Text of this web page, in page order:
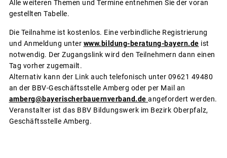
Alle weiteren Themen und Termine entnehmen Sie der voran
gestellten Tabelle.
Die Teilnahme ist kostenlos. Eine verbindliche Registrierung
und Anmeldung unter www.bildung-beratung-bayern.de ist
notwendig. Der Zugangslink wird den Teilnehmern dann einen
Tag vorher zugemailt.
Alternativ kann der Link auch telefonisch unter 09621 49480
an der BBV-Geschäftsstelle Amberg oder per Mail an
amberg@bayerischerbauernverband.de angefordert werden.
Veranstalter ist das BBV Bildungswerk im Bezirk Oberpfalz,
Geschäftsstelle Amberg.